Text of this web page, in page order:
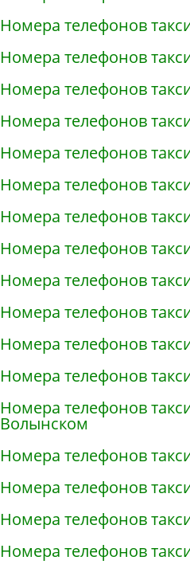
Номера телефонов
Номера телефонов
Номера телефонов
Номера телефонов
Номера телефонов
Номера телефонов
Номера телефонов
Номера телефонов
Номера телефонов
Номера телефонов
Номера телефонов
Номера телефонов
Номера телефонов
Волынском
Номера телефонов
Номера телефонов
Номера телефонов
Номера телефонов